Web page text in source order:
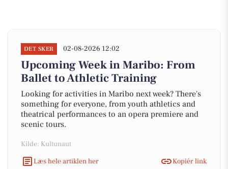
DET SKER 02-08-2026 12:02
Upcoming Week in Maribo: From
Ballet to Athletic Training
Looking for activities in Maribo next week? There's
something for everyone, from youth athletics and
theatrical performances to an opera premiere and
scenic tours.
Kilde: Kultunaut
Læs hele artiklen her
Kopiér link